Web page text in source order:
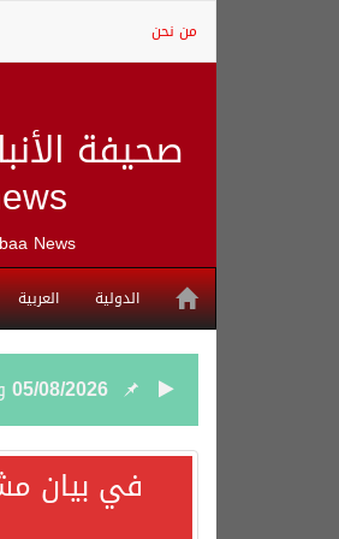
من نحن
صحيفة
News
الدولية العربية
05/08/2026
05/08/2026
في بيان